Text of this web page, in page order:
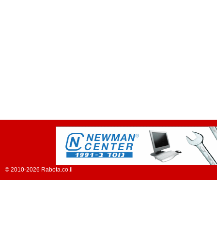
© 2010-2026 Rabota.co.il